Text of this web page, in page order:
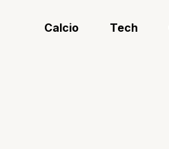
Calcio Tech